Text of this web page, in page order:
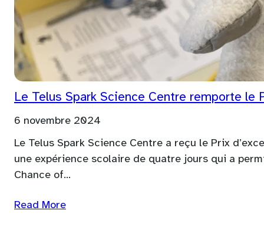
Le Telus Spark Science Centre remporte le
6 novembre 2024
Le Telus Spark Science Centre a reçu le Prix
une expérience scolaire de quatre jours qui a
Chance of…
Read More